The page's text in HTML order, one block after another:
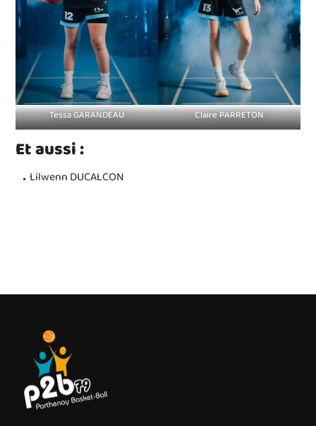
Tessa GARANDEAU Claire PARRETON
Et aussi :
Lilwenn DUCALCON